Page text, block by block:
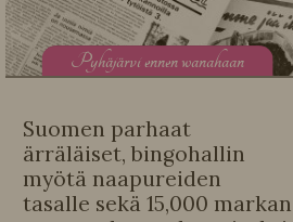
Pyhäjärvi ennen wanahaan
Suomen parhaat
ärräläiset, bingohallin
myötä naapureiden
tasalle sekä 15,000 markan